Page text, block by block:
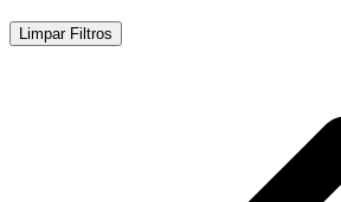
Limpar Filtros